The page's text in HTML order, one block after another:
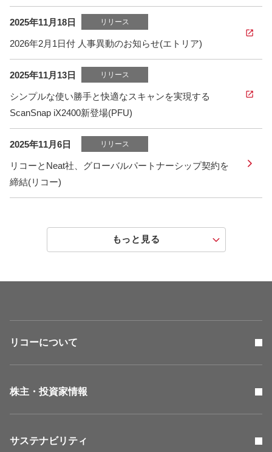
2025年11月18日 リリース
2026年2月1日付 人事異動のお知らせ(エトリア)
2025年11月13日 リリース
シンプルな使い勝手と快適なスキャンを実現する
ScanSnap iX2400新登場(PFU)
2025年11月6日 リリース
リコーとNeat社、グローバルパートナーシップ契約を
締結(リコー)
もっと見る
リコーについて
株主・投資家情報
サステナビリティ